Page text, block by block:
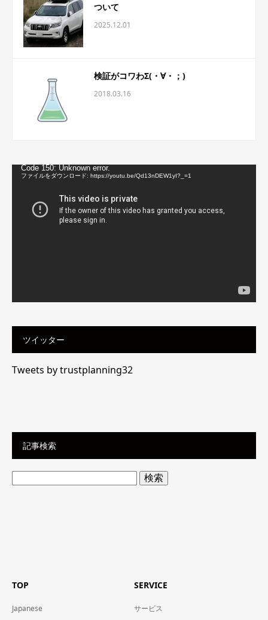
ついて
2025.12.01
検証がコワわΣ(・∀・；)
2018.03.16
動Code 150: Unknown error.
ファイルをダウンロード: https://youtu.be/Qd13nDEW1yI?_=1
ツイッター
Tweets by trustplanning32
記事検索
検
索:
TOP
Japanese
SERVICE
サービス